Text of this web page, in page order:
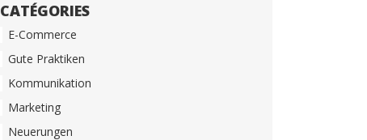
CATÉGORIES
E-Commerce
Gute Praktiken
Kommunikation
Marketing
Neuerungen